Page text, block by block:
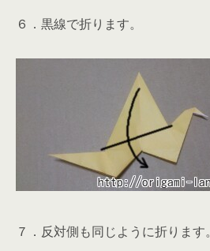
６．黒線で折ります。
７．反対側も同じように折ります。